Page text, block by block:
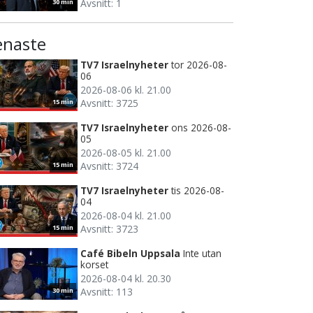
Avsnitt: 1
15 min
TV7 Israelnyheter tor 2026-08-
06
2026-08-06 kl. 21.00
Avsnitt: 3725
15 min
TV7 Israelnyheter ons 2026-08-
05
2026-08-05 kl. 21.00
Avsnitt: 3724
15 min
TV7 Israelnyheter tis 2026-08-
04
2026-08-04 kl. 21.00
Avsnitt: 3723
30 min
Café Bibeln Uppsala Inte utan
korset
2026-08-04 kl. 20.30
Avsnitt: 113